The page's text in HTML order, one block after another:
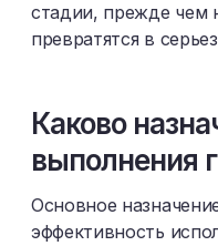
стадии, прежде чем
превратятся в
Каково
выполнения
Основное
эффективность